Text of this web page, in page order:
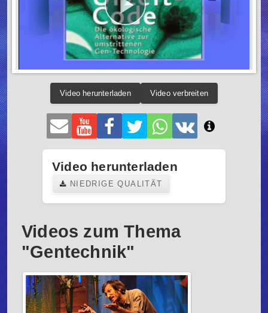
Video herunterladen Video verbreiten
Video herunterladen
NIEDRIGE QUALITÄT
Videos zum Thema
"Gentechnik"